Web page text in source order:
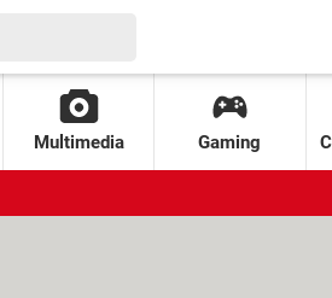
Multimedia Gaming